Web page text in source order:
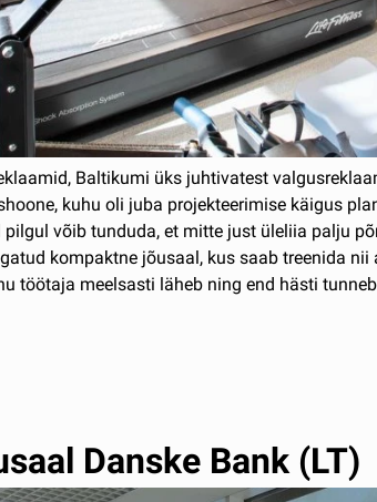
Baltikumi üks juhtivatest
kuhu oli juba projekteerimise käigus
pilgul võib tunduda, et mitte just üleliia palju
kompaktne jõusaal, kus saab treenida
töötaja meelsasti läheb ning end hästi
Danske Bank (LT)